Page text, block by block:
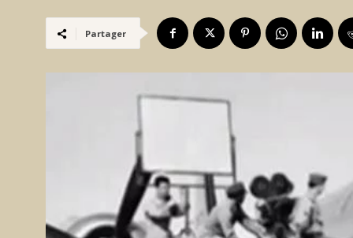
Partager